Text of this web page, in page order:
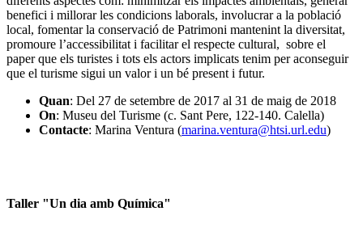
benefici i millorar les condicions laborals, involucrar a la població
local, fomentar la conservació de Patrimoni mantenint la diversitat,
promoure l’accessibilitat i facilitar el respecte cultural, sobre el
paper que els turistes i tots els actors implicats tenim per aconseguir
que el turisme sigui un valor i un bé present i futur.
Quan: Del 27 de setembre de 2017 al 31 de maig de 2018
On: Museu del Turisme (c. Sant Pere, 122-140. Calella)
Contacte: Marina Ventura (marina.ventura@htsi.url.edu)
Taller "Un dia amb Química"